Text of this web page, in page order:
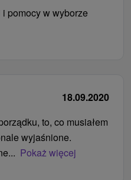
pomocy w wyborze
18.09.2020
to, co musiałem
wyjaśnione.
Pokaż więcej